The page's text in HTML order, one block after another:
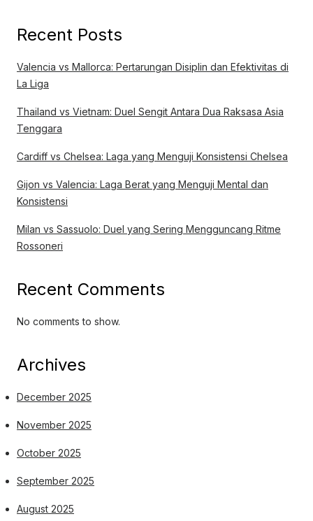
Recent Posts
Valencia vs Mallorca: Pertarungan Disiplin dan Efektivitas di
La Liga
Thailand vs Vietnam: Duel Sengit Antara Dua Raksasa Asia
Tenggara
Cardiff vs Chelsea: Laga yang Menguji Konsistensi Chelsea
Gijon vs Valencia: Laga Berat yang Menguji Mental dan
Konsistensi
Milan vs Sassuolo: Duel yang Sering Mengguncang Ritme
Rossoneri
Recent Comments
No comments to show.
Archives
December 2025
November 2025
October 2025
September 2025
August 2025